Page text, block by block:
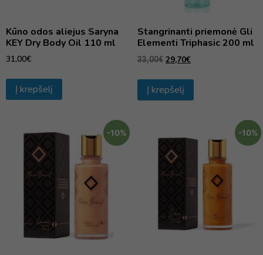
Kūno odos aliejus Saryna
KEY Dry Body Oil 110 ml
31,00€
Į krepšelį
Stangrinanti priemonė Gli
Elementi Triphasic 200 ml
33,00€ 29,70€
Į krepšelį
-10% -10%